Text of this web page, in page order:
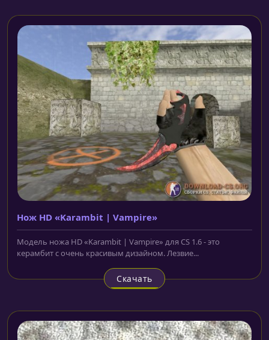
Нож HD «Karambit | Vampire»
Модель ножа HD «Karambit | Vampire» для CS 1.6 - это
керамбит с очень красивым дизайном. Лезвие...
Скачать